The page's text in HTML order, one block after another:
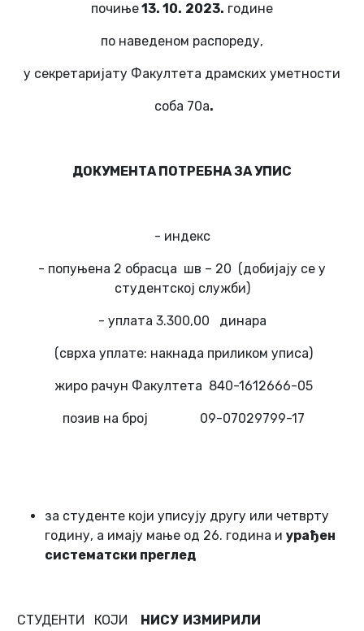
почиње13. 10. 2023. године
по наведеном распореду,
у секретаријату Факултета драмских уметности
соба 70а.
ДОКУМЕНТА ПОТРЕБНА ЗА УПИС
- индекс
- попуњена 2 обрасца шв – 20 (добијају се у
студентској служби)
- уплата 3.300,00 динара
(сврха уплате: накнада приликом уписа)
жиро рачун Факултета 840-1612666-05
позив на број 09-07029799-17
за студенте који уписују другу или четврту
годину, а имају мање од 26. година и урађен
систематски преглед
СТУДЕНТИ КОЈИ НИСУ ИЗМИРИЛИ